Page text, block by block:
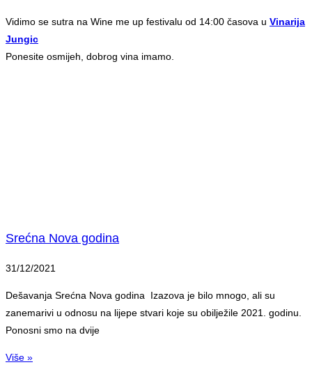
Vidimo se sutra na Wine me up festivalu od 14:00 časova u Vinarija
Jungic
Ponesite osmijeh, dobrog vina imamo.
Srećna Nova godina
31/12/2021
Dešavanja Srećna Nova godina Izazova je bilo mnogo, ali su
zanemarivi u odnosu na lijepe stvari koje su obilježile 2021. godinu.
Ponosni smo na dvije
Više »